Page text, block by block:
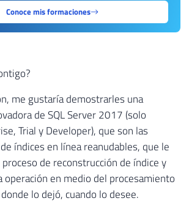
Conoce mis formaciones
me gustaría demostrarles una
de SQL Server 2017 (solo
Trial y Developer), que son las
índices en línea reanudables, que le
de reconstrucción de índice y
operación en medio del procesamiento
lo dejó, cuando lo desee.